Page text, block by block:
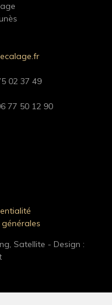
02 37 49
77 50 12 90‬
Satellite - Design :